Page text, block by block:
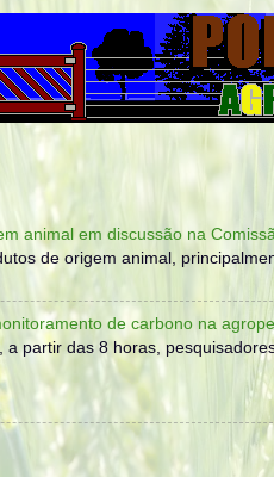
animal em discussão na
de origem animal,
de carbono na
a partir das 8 horas,